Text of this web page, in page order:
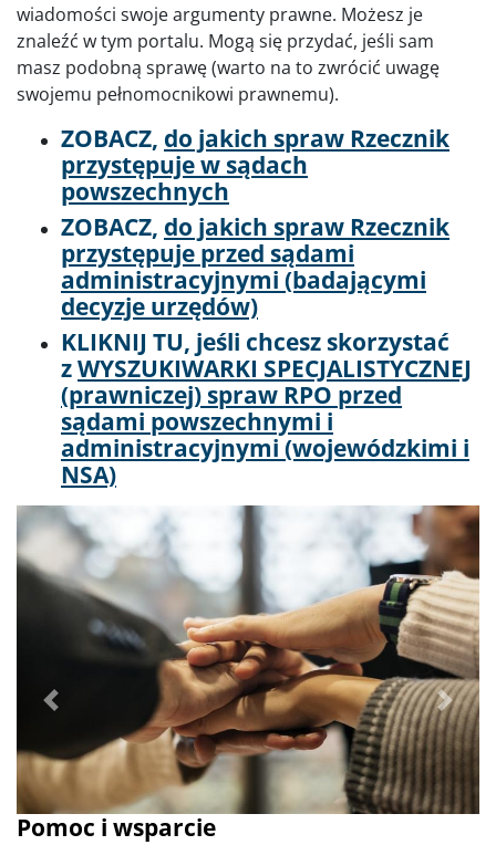
wiadomości swoje argumenty prawne. Możesz je
znaleźć w tym portalu. Mogą się przydać, jeśli sam
masz podobną sprawę (warto na to zwrócić uwagę
swojemu pełnomocnikowi prawnemu).
ZOBACZ, do jakich spraw Rzecznik
przystępuje w sądach
powszechnych
ZOBACZ, do jakich spraw Rzecznik
przystępuje przed sądami
administracyjnymi (badającymi
decyzje urzędów)
KLIKNIJ TU, jeśli chcesz skorzystać
zWYSZUKIWARKI SPECJALISTYCZNEJ
(prawniczej) spraw RPO przed
sądami powszechnymi i
administracyjnymi (wojewódzkimi i
NSA)
Pomoc i wsparcie
Poprzednie Dalej